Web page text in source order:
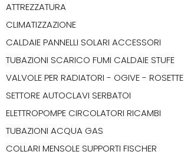
ATTREZZATURA
CLIMATIZZAZIONE
CALDAIE PANNELLI SOLARI ACCESSORI
TUBAZIONI SCARICO FUMI CALDAIE STUFE
VALVOLE PER RADIATORI - OGIVE - ROSETTE
SETTORE AUTOCLAVI SERBATOI
ELETTROPOMPE CIRCOLATORI RICAMBI
TUBAZIONI ACQUA GAS
COLLARI MENSOLE SUPPORTI FISCHER